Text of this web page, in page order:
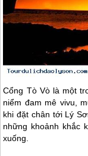
Cổng Tò Vò là một
niểm đam mê vivu,
khi đặt chân tới Lý
những khoảnh khắc
xuống.